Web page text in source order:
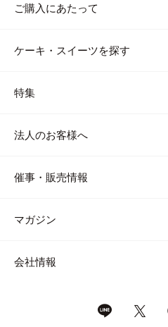
ご購入にあたって
ケーキ・スイーツを探す
特集
法人のお客様へ
催事・販売情報
マガジン
会社情報